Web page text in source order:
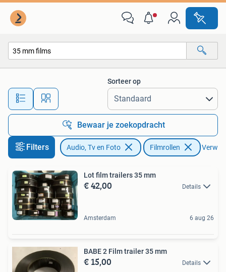
Alle afstanden…
Sorteer op
Bewaar je zoekopdracht
Filters Audio, Tv en Foto Filmrollen
Lot film trailers 35 mm
€ 42,00 Details
Amsterdam 6 aug 26
BABE 2 Film trailer 35 mm
€ 15,00 Details